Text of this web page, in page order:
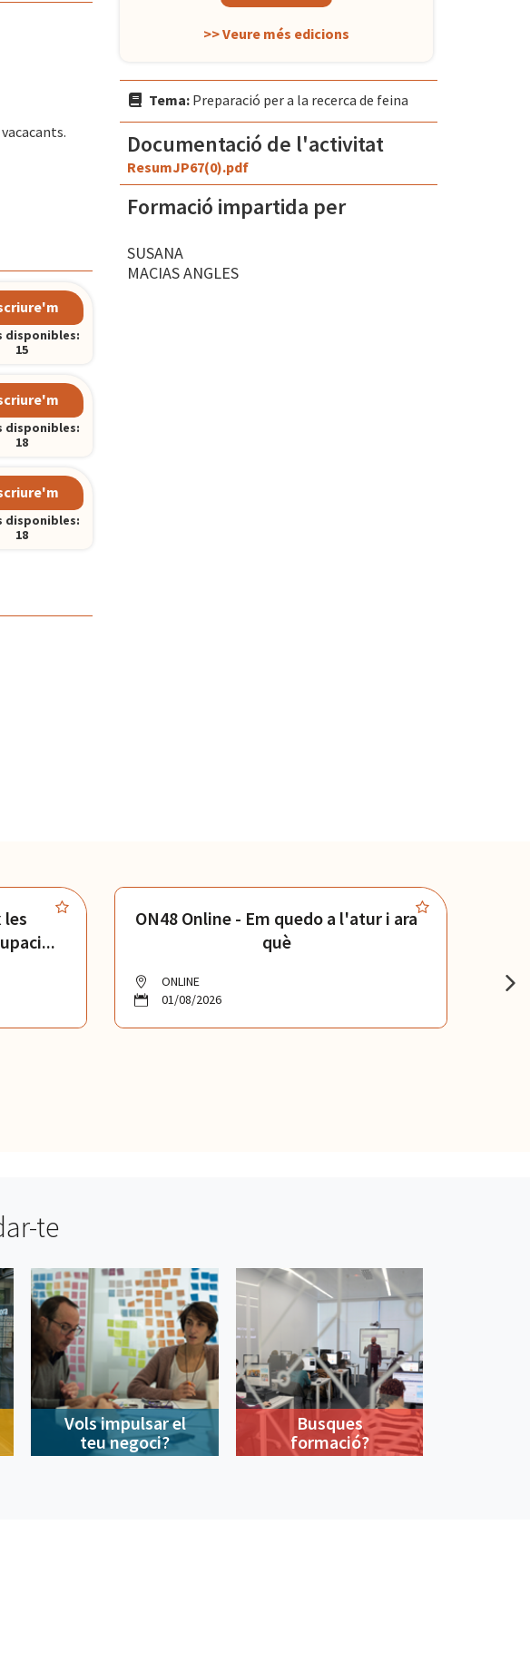
disponibles:
15
disponibles:
18
disponibles:
18
>> Veure més edicions
Tema: Preparació per a la recerca de feina
Documentació de l'activitat
ResumJP67(0).pdf
Formació impartida per
SUSANA
MACIAS ANGLES
les
ON48 Online - Em quedo a l'atur i ara
què
ONLINE
01/08/2026
te
Vols impulsar el
teu negoci?
Busques
formació?